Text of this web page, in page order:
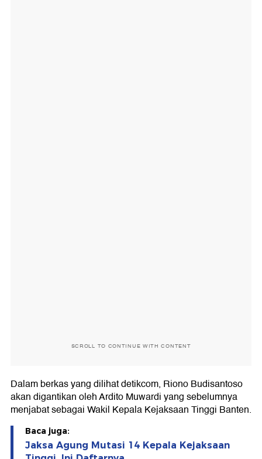
SCROLL TO CONTINUE WITH CONTENT
Dalam berkas yang dilihat detikcom, Riono Budisantoso
akan digantikan oleh Ardito Muwardi yang sebelumnya
menjabat sebagai Wakil Kepala Kejaksaan Tinggi Banten.
Baca juga:
Jaksa Agung Mutasi 14 Kepala Kejaksaan